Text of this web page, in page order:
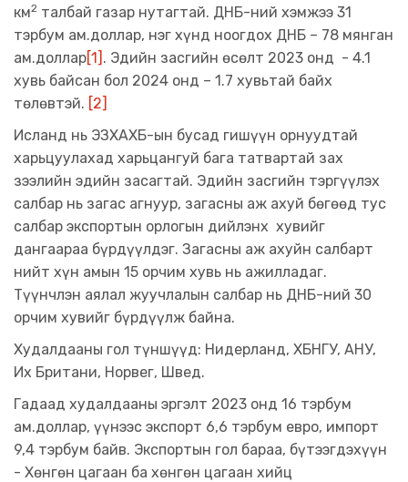
км2 талбай газар нутагтай. ДНБ-ний хэмжээ 31
тэрбум ам.доллар, нэг хүнд ноогдох ДНБ – 78 мянган
ам.доллар[1] . Эдийн засгийн өсөлт 2023 онд - 4.1
хувь байсан бол 2024 онд – 1.7 хувьтай байх
төлөвтэй. [2]
Исланд нь ЭЗХАХБ-ын бусад гишүүн орнуудтай
харьцуулахад харьцангуй бага татвартай зах
зээлийн эдийн засагтай. Эдийн засгийн тэргүүлэх
салбар нь загас агнуур, загасны аж ахуй бөгөөд тус
салбар экспортын орлогын дийлэнх хувийг
дангаараа бүрдүүлдэг. Загасны аж ахуйн салбарт
нийт хүн амын 15 орчим хувь нь ажилладаг.
Түүнчлэн аялал жуучлалын салбар нь ДНБ-ний 30
орчим хувийг бүрдүүлж байна.
Худалдааны гол түншүүд: Нидерланд, ХБНГУ, АНУ,
Их Британи, Норвег, Швед.
Гадаад худалдааны эргэлт 2023 онд 16 тэрбум
ам.доллар, үүнээс экспорт 6,6 тэрбум евро, импорт
9,4 тэрбум байв. Экспортын гол бараа, бүтээгдэхүүн
- Хөнгөн цагаан ба хөнгөн цагаан хийц